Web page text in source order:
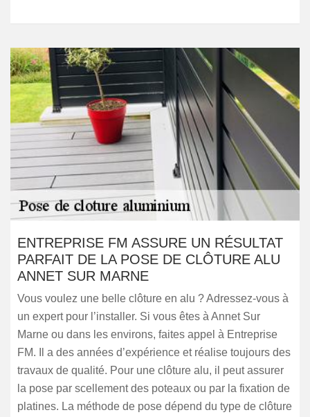
ENTREPRISE FM ASSURE UN RÉSULTAT
PARFAIT DE LA POSE DE CLÔTURE ALU
ANNET SUR MARNE
Vous voulez une belle clôture en alu ? Adressez-vous à
un expert pour l’installer. Si vous êtes à Annet Sur
Marne ou dans les environs, faites appel à Entreprise
FM. Il a des années d’expérience et réalise toujours des
travaux de qualité. Pour une clôture alu, il peut assurer
la pose par scellement des poteaux ou par la fixation de
platines. La méthode de pose dépend du type de clôture